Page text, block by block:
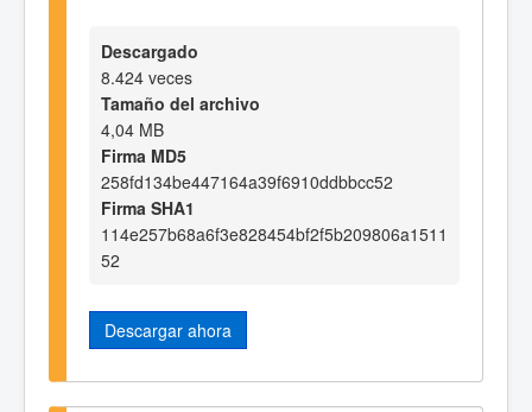
Descargado
8.424 veces
Tamaño del archivo
4,04 MB
Firma MD5
258fd134be447164a39f6910ddbbcc52
Firma SHA1
114e257b68a6f3e828454bf2f5b209806a1511
52
Descargar ahora